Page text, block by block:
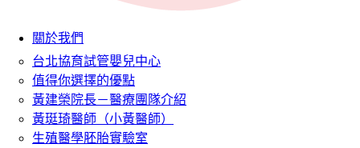
關於我們
台北協育試管嬰兒中心
值得你選擇的優點
黃建榮院長－醫療團隊介紹
黃珽琦醫師（小黃醫師）
生殖醫學胚胎實驗室